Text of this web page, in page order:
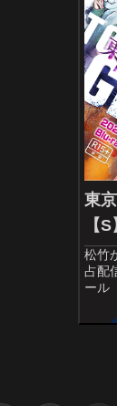
東
【S
松竹
占配
ール
イ
映画